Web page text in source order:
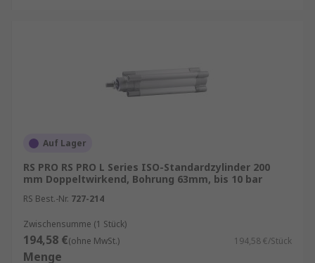
Auf Lager
RS PRO RS PRO L Series ISO-Standardzylinder 200
mm Doppeltwirkend, Bohrung 63mm, bis 10 bar
RS Best.-Nr. 727-214
Zwischensumme (1 Stück)
194,58 €(ohne MwSt.) 194,58 €/Stück
Menge